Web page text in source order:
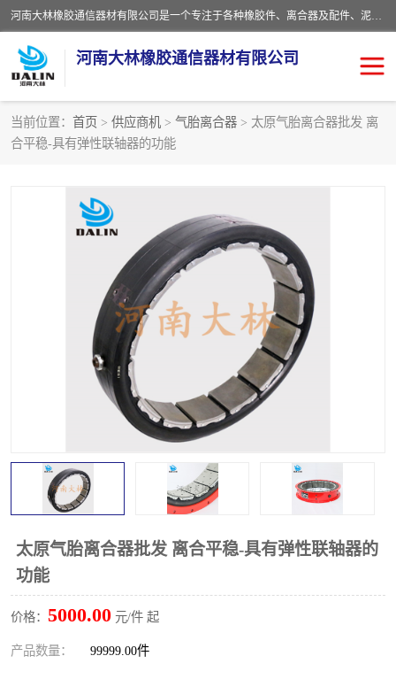
河南大林橡胶通信器材有限公司是一个专注于各种橡胶件、离合器及配件、泥浆泵及配件等产品设计制造和加工的企业。产品应用于矿山、冶金、石油、钢铁、化工、水泥、船舶、造纸、通用机械等各种大功率机械传动或制动装置。
河南大林橡胶通信器材有限公司
当前位置： 首页 > 供应商机 > 气胎离合器 > 太原气胎离合器批发 离
合平稳-具有弹性联轴器的功能
太原气胎离合器批发 离合平稳-具有弹性联轴器的
功能
价格： 5000.00 元/件 起
产品数量： 99999.00件
推盘离合器
VC离合器
PO隔膜离合器 气胎离合器
泥浆泵空气包胶囊 气动元件
DY隔膜式离合器 CB离合器
实芯轮胎
联轴器